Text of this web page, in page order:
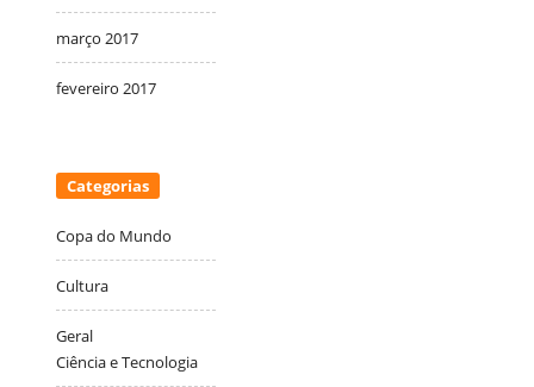
março 2017
fevereiro 2017
Categorias
Copa do Mundo
Cultura
Geral
Ciência e Tecnologia